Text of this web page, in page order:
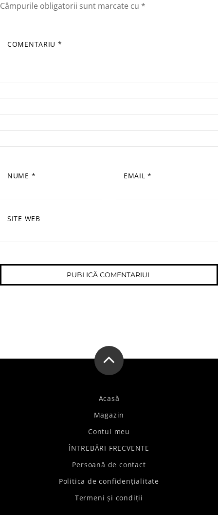
Câmpurile obligatorii sunt marcate cu *
COMENTARIU *
NUME * EMAIL*
SITE WEB
Acasă
Magazin
Contul meu
ÎNTREBĂRI FRECVENTE
Persoană de contact
Politica de confidențialitate
Termeni și condiții